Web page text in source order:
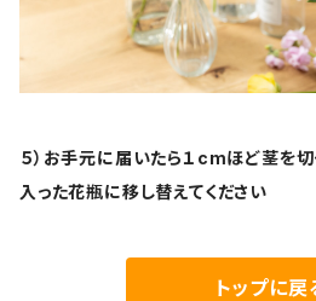
５）お手元に届いたら１cmほど茎を切
入った花瓶に移し替えてください
トップに戻